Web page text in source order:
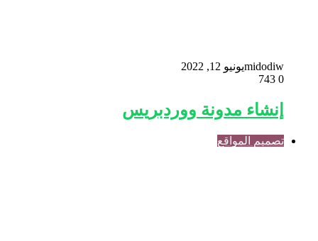
midodiwيونيو 12, 2022
0
إنشاء مدونة ووردبريس
تصميم المواقع